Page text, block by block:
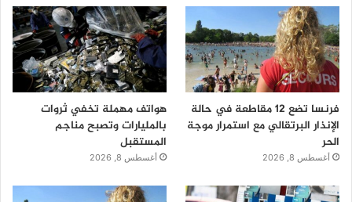
فرنسا تضع 12 مقاطعة في حالة
الإنذار البرتقالي مع استمرار موجة
الحر
أغسطس 8, 2026
هواتف مهملة تخفي ثروات
بالمليارات وتصبح مناجم
المستقبل
أغسطس 8, 2026